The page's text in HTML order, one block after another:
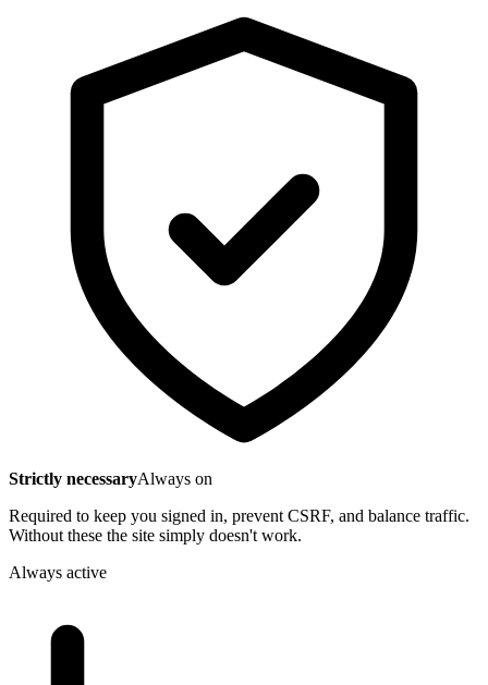
Strictly necessaryAlways on
Required to keep you signed in, prevent CSRF, and balance traffic.
Without these the site simply doesn't work.
Always active